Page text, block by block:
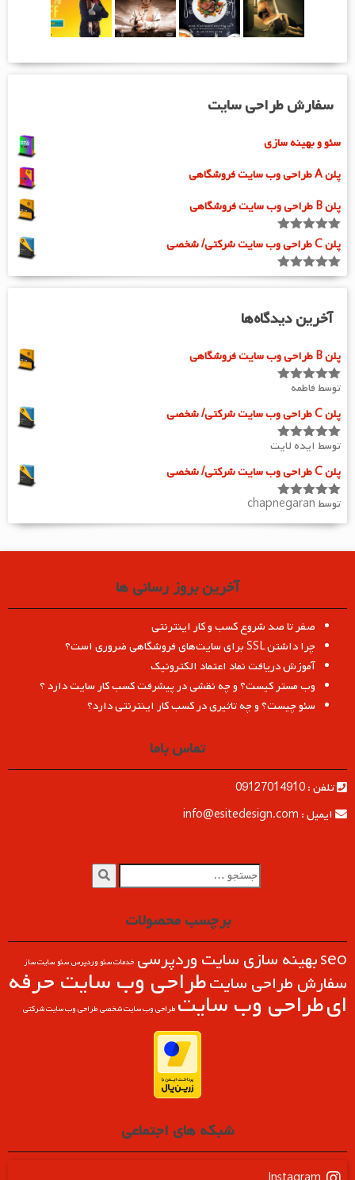
سفارش طراحی سایت
سئو و بهینه سازی
پلن A طراحی وب سایت فروشگاهی
پلن B طراحی وب سایت فروشگاهی
امتیاز5.00
از 5
پلن C طراحی وب سایت شرکتی/ شخصی
امتیاز5.00
آخرین دیدگاه‌ها
پلن B طراحی وب سایت فروشگاهی
امتیاز5از
توسط فاطمه
پلن C طراحی وب سایت شرکتی/ شخصی
امتیاز5از
توسط ایده لایت
پلن C طراحی وب سایت شرکتی/ شخصی
امتیاز5 از
توسط chapnegaran
آخرین بروز رسانی ها
صفر تا صد شروع کسب و کار اینترنتی
چرا داشتن SSL برای سایت‌های فروشگاهی ضروری است؟
آموزش دریافت نماد اعتماد الکترونیک
وب مستر کیست؟ و چه نقشی در پیشرفت کسب کار سایت دارد ؟
سئو چیست؟ و چه تاثیری در کسب کار اینترنتی دارد؟
تماس باما
تلفن : 09127014910
ایمیل : info@esitedesign.com
برچسب محصولات
seoبهینه سازی سایت وردپرسی خدمات سئو وردپرسسئو سایت ساز
سفارش طراحی سایتطراحی وب سايت حرفه
ایطراحی وب سایت طراحی وب سایت شخصیطراحی وب سایت شرکتی
شبکه های اجتماعی